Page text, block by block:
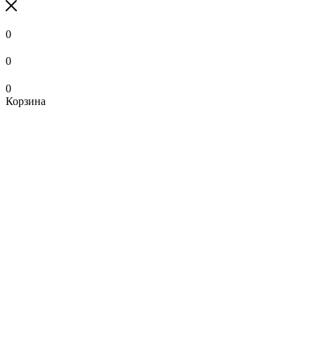
0
0
0
Корзина